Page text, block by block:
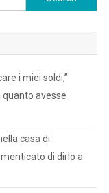
for:
i miei soldi,”
avesse
casa di
di dirlo a